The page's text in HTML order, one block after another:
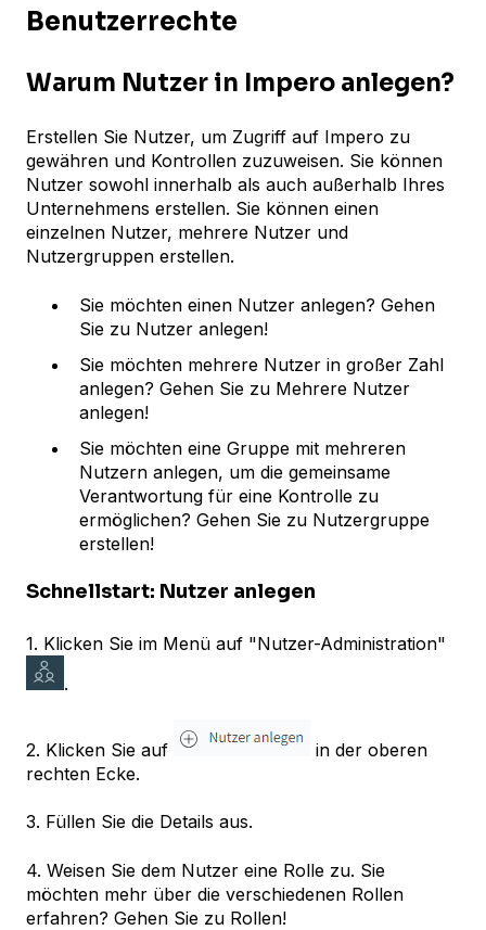
Benutzerrechte
Warum Nutzer in Impero anlegen?
Erstellen Sie Nutzer, um Zugriff auf Impero zu
gewähren und Kontrollen zuzuweisen. Sie können
Nutzer sowohl innerhalb als auch außerhalb Ihres
Unternehmens erstellen. Sie können einen
einzelnen Nutzer, mehrere Nutzer und
Nutzergruppen erstellen.
Sie möchten einen Nutzer anlegen? Gehen
Sie zu Nutzer anlegen!
Sie möchten mehrere Nutzer in großer Zahl
anlegen? Gehen Sie zu Mehrere Nutzer
anlegen!
Sie möchten eine Gruppe mit mehreren
Nutzern anlegen, um die gemeinsame
Verantwortung für eine Kontrolle zu
ermöglichen? Gehen Sie zu Nutzergruppe
erstellen!
Schnellstart: Nutzer anlegen
1. Klicken Sie im Menü auf "Nutzer-Administration"
.
2. Klicken Sie auf
in der oberen
rechten Ecke.
3. Füllen Sie die Details aus.
4. Weisen Sie dem Nutzer eine Rolle zu. Sie
möchten mehr über die verschiedenen Rollen
erfahren? Gehen Sie zu Rollen!